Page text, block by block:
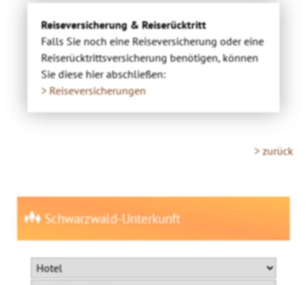
Reiseversicherung & Reiserücktritt
Falls Sie noch eine Reiseversicherung oder eine
Reiserücktrittsversicherung benötigen, können
Sie diese hier abschließen:
> Reiseversicherungen
> zurück
Schwarzwald-Unterkunft